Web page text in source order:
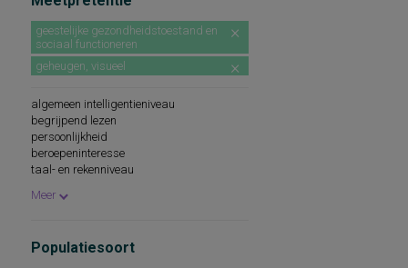
Abonneren
geestelijke gezondheidstoestand en
sociaal functioneren
geheugen, visueel
algemeen intelligentieniveau
begrijpend lezen
persoonlijkheid
beroepeninteresse
taal- en rekenniveau
spellingsvaardigheid
persoonlijkheidseigenschappen
Meer
Populatiesoort